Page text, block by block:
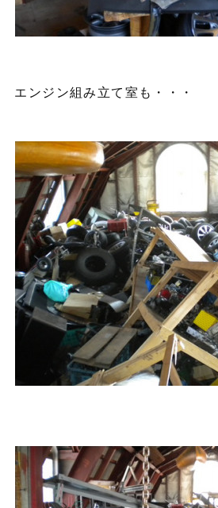
エンジン組み立て室も・・・